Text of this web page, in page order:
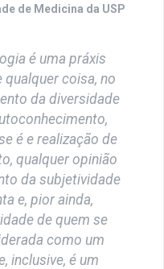
de Medicina da USP
é uma práxis
qualquer coisa, no
da diversidade
é e realização de
qualquer opinião
da subjetividade
e, pior ainda,
de quem se
como um
inclusive, é um